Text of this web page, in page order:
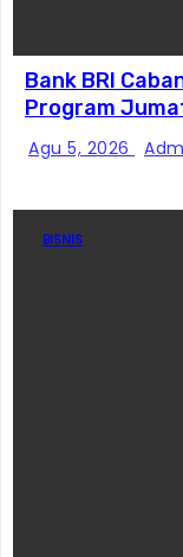
Bank BRI
Program
untuk Saling
Sekitar
Agu 5, 2026
BISNIS